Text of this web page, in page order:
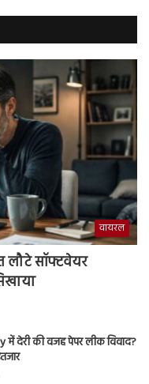
वायरल
लौटे सॉफ्टवेयर
में देरी की वजह पेपर लीक विवाद?